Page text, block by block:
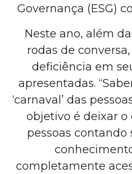
Governança (ESG)
Neste ano, além
rodas de
deficiência em
apresentadas.
‘carnaval’ das
objetivo é deixar o
pessoas
completamente